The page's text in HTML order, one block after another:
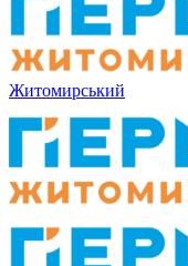
Житомирський